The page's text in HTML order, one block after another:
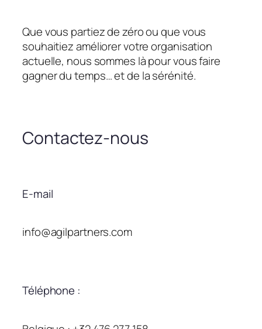
Que vous partiez de zéro ou que vous
souhaitiez améliorer votre organisation
actuelle, nous sommes là pour vous faire
gagner du temps… et de la sérénité.
Contactez-nous
E-mail
info@agilpartners.com
Téléphone :